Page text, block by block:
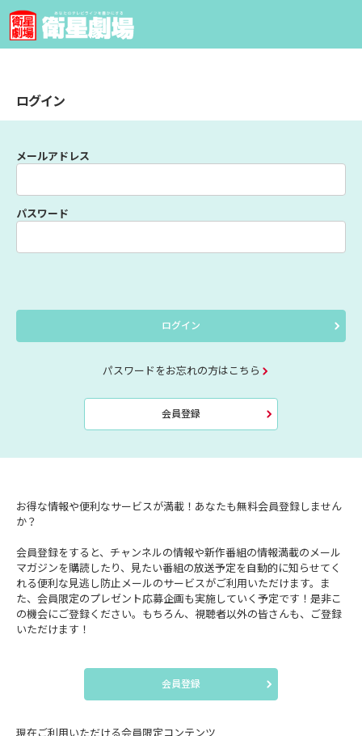
ログイン
メールアドレス
パスワード
ログイン
パスワードをお忘れの方はこちら
会員登録
お得な情報や便利なサービスが満載！あなたも無料会員登録しません
か？
会員登録をすると、チャンネルの情報や新作番組の情報満載のメール
マガジンを購読したり、見たい番組の放送予定を自動的に知らせてく
れる便利な見逃し防止メールのサービスがご利用いただけます。ま
た、会員限定のプレゼント応募企画も実施していく予定です！是非こ
の機会にご登録ください。もちろん、視聴者以外の皆さんも、ご登録
いただけます！
会員登録
現在ご利用いただける会員限定コンテンツ